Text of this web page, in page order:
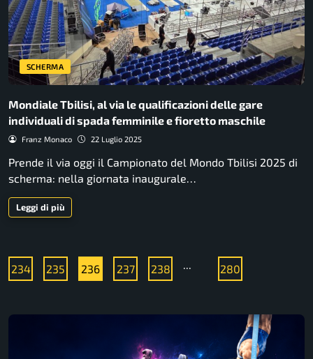
SCHERMA
Mondiale Tbilisi, al via le qualificazioni delle gare
individuali di spada femminile e fioretto maschile
Franz Monaco 22 Luglio 2025
Prende il via oggi il Campionato del Mondo Tbilisi 2025 di
scherma: nella giornata inaugurale…
Leggi di più
234 235 236 237 238 ... 280